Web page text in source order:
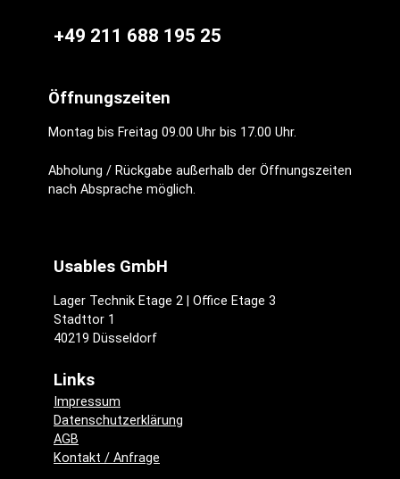
+49 211 688 195 25
Öffnungszeiten
Montag bis Freitag 09.00 Uhr bis 17.00 Uhr.
Abholung / Rückgabe außerhalb der Öffnungszeiten
nach Absprache möglich.
Usables GmbH
Lager Technik Etage 2 | Office Etage 3
Stadttor 1
40219 Düsseldorf
Links
Impressum
Datenschutzerklärung
AGB
Kontakt / Anfrage